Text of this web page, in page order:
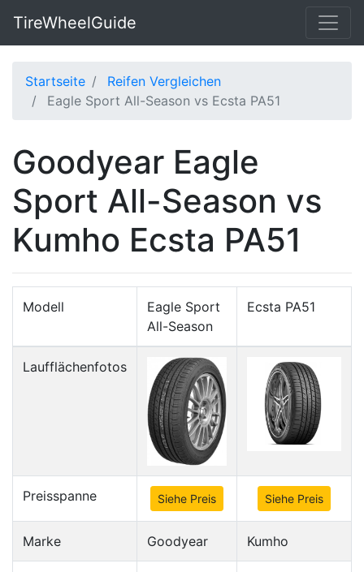
TireWheelGuide
Startseite
Reifen Vergleichen
Eagle Sport All-Season vs Ecsta PA51
Goodyear Eagle
Sport All-Season vs
Kumho Ecsta PA51
Modell
Eagle Sport
All-Season
Ecsta PA51
Laufflächenfotos
Preisspanne Siehe Preis Siehe Preis
Marke Goodyear Kumho